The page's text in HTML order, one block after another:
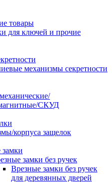
товары
для ключей и прочие
механизмы секретности
СКУД
корпуса защелок
замки без ручек
Врезные замки без ручек
для деревянных дверей